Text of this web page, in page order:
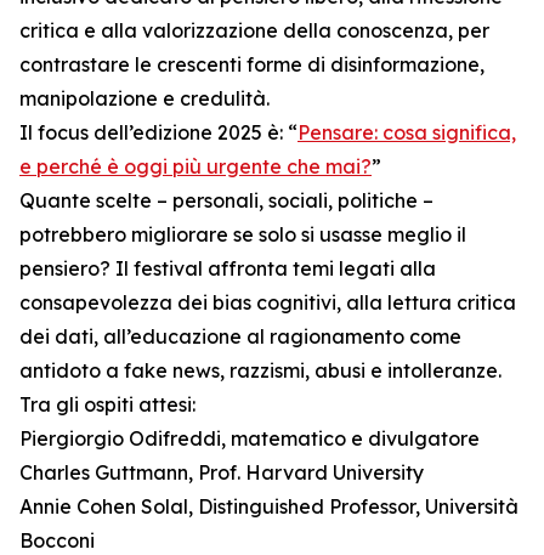
critica e alla valorizzazione della conoscenza, per
contrastare le crescenti forme di disinformazione,
manipolazione e credulità.
Il focus dell’edizione 2025 è: “Pensare: cosa significa,
e perché è oggi più urgente che mai?”
Quante scelte – personali, sociali, politiche –
potrebbero migliorare se solo si usasse meglio il
pensiero? Il festival affronta temi legati alla
consapevolezza dei bias cognitivi, alla lettura critica
dei dati, all’educazione al ragionamento come
antidoto a fake news, razzismi, abusi e intolleranze.
Tra gli ospiti attesi:
Piergiorgio Odifreddi, matematico e divulgatore
Charles Guttmann, Prof. Harvard University
Annie Cohen Solal, Distinguished Professor, Università
Bocconi